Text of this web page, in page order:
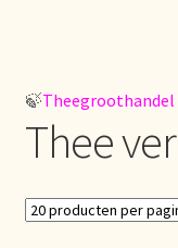
navigatie
inhoud
À propos de nous
About us
🍃Theegroothandel
Thee